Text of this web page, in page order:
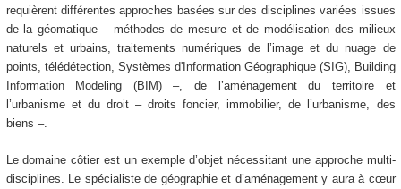
requièrent différentes approches basées sur des disciplines variées issues
de la géomatique – méthodes de mesure et de modélisation des milieux
naturels et urbains, traitements numériques de l’image et du nuage de
points, télédétection, Systèmes d'Information Géographique (SIG), Building
Information Modeling (BIM) –, de l’aménagement du territoire et
l’urbanisme et du droit – droits foncier, immobilier, de l’urbanisme, des
biens –.
Le domaine côtier est un exemple d’objet nécessitant une approche multi-
disciplines. Le spécialiste de géographie et d’aménagement y aura à cœur